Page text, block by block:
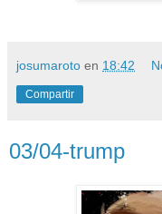
josumaroto en 18:42
Compartir
03/04-trump